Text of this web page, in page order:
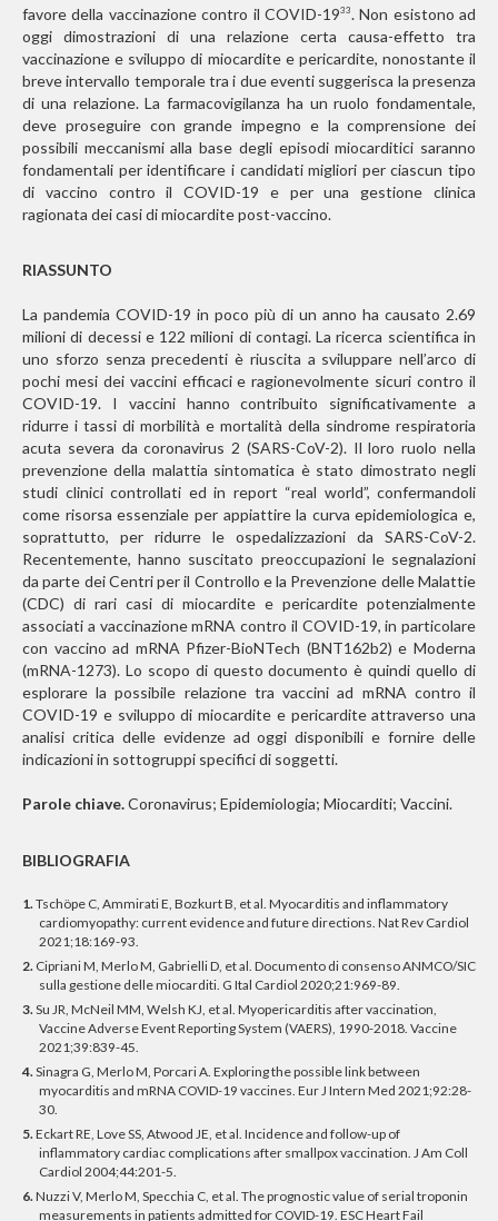
favore della vaccinazione contro il COVID-1933. Non esistono ad
oggi dimostrazioni di una relazione certa causa-effetto tra
vaccinazione e sviluppo di miocardite e pericardite, nonostante il
breve intervallo temporale tra i due eventi suggerisca la presenza
di una relazione. La farmacovigilanza ha un ruolo fondamentale,
deve proseguire con grande impegno e la comprensione dei
possibili meccanismi alla base degli episodi miocarditici saranno
fondamentali per identificare i candidati migliori per ciascun tipo
di vaccino contro il COVID-19 e per una gestione clinica
ragionata dei casi di miocardite post-vaccino.
RIASSUNTO
La pandemia COVID-19 in poco più di un anno ha causato 2.69
milioni di decessi e 122 milioni di contagi. La ricerca scientifica in
uno sforzo senza precedenti è riuscita a sviluppare nell’arco di
pochi mesi dei vaccini efficaci e ragionevolmente sicuri contro il
COVID-19. I vaccini hanno contribuito significativamente a
ridurre i tassi di morbilità e mortalità della sindrome respiratoria
acuta severa da coronavirus 2 (SARS-CoV-2). Il loro ruolo nella
prevenzione della malattia sintomatica è stato dimostrato negli
studi clinici controllati ed in report “real world”, confermandoli
come risorsa essenziale per appiattire la curva epidemiologica e,
soprattutto, per ridurre le ospedalizzazioni da SARS-CoV-2.
Recentemente, hanno suscitato preoccupazioni le segnalazioni
da parte dei Centri per il Controllo e la Prevenzione delle Malattie
(CDC) di rari casi di miocardite e pericardite potenzialmente
associati a vaccinazione mRNA contro il COVID-19, in particolare
con vaccino ad mRNA Pfizer-BioNTech (BNT162b2) e Moderna
(mRNA-1273). Lo scopo di questo documento è quindi quello di
esplorare la possibile relazione tra vaccini ad mRNA contro il
COVID-19 e sviluppo di miocardite e pericardite attraverso una
analisi critica delle evidenze ad oggi disponibili e fornire delle
indicazioni in sottogruppi specifici di soggetti.
Parole chiave.Coronavirus; Epidemiologia; Miocarditi; Vaccini.
BIBLIOGRAFIA
1. Tschöpe C, Ammirati E, Bozkurt B, et al. Myocarditis and inflammatory
cardiomyopathy: current evidence and future directions. Nat Rev Cardiol
2021;18:169-93.
2. Cipriani M, Merlo M, Gabrielli D, et al. Documento di consenso ANMCO/SIC
sulla gestione delle miocarditi. G Ital Cardiol 2020;21:969-89.
3. Su JR, McNeil MM, Welsh KJ, et al. Myopericarditis after vaccination,
Vaccine Adverse Event Reporting System (VAERS), 1990-2018. Vaccine
2021;39:839-45.
4. Sinagra G, Merlo M, Porcari A. Exploring the possible link between
myocarditis and mRNA COVID-19 vaccines. Eur J Intern Med 2021;92:28-
30.
5. Eckart RE, Love SS, Atwood JE, et al. Incidence and follow-up of
inflammatory cardiac complications after smallpox vaccination. J Am Coll
Cardiol 2004;44:201-5.
6. Nuzzi V, Merlo M, Specchia C, et al. The prognostic value of serial troponin
measurements in patients admitted for COVID-19. ESC Heart Fail